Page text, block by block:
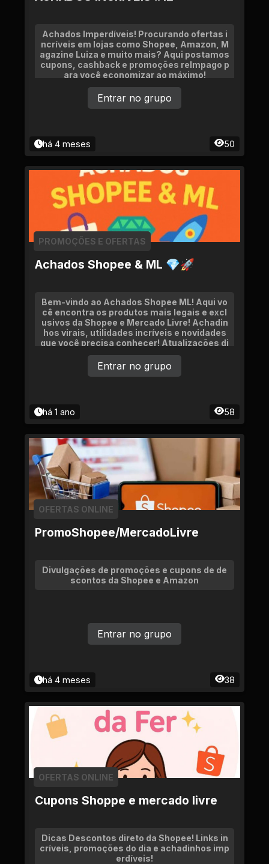
Achados Imperdíveis! Procurando ofertas i
ncríveis em lojas como Shopee, Amazon, M
agazine Luiza e muito mais? Aqui postamos
cupons, cashback e promoções relmpago p
ara você economizar ao máximo!
há 4 meses 50
Entrar no grupo
Achados Shopee & ML 💎🚀
PROMOÇÕES E OFERTAS
Bem-vindo ao Achados Shopee ML! Aqui vo
cê encontra os produtos mais legais e excl
usivos da Shopee e Mercado Livre! Achadin
hos virais, utilidades incríveis e novidades
que você precisa conhecer! Atualizações di
árias com itens que realmente
há 1 ano 58
Entrar no grupo
PromoShopee/MercadoLivre
OFERTAS ONLINE
Divulgações de promoções e cupons de de
scontos da Shopee e Amazon
há 4 meses 38
Entrar no grupo
Cupons Shoppe e mercado livre
OFERTAS ONLINE
Dicas Descontos direto da Shopee! Links in
críveis, promoções do dia e achadinhos imp
erdíveis!